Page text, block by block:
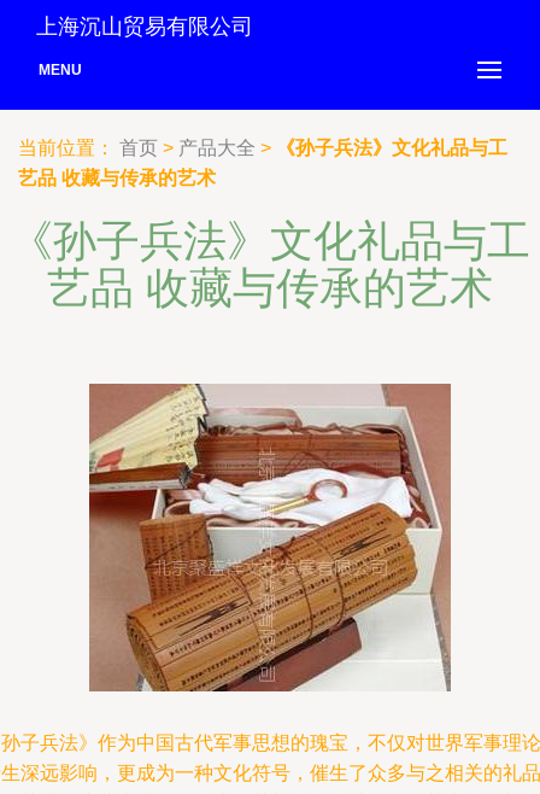
上海沉山贸易有限公司
MENU
当前位置： 首页 > 产品大全 >
《孙子兵法》文化礼品与工
艺品 收藏与传承的艺术
《孙子兵法》文化礼品与工
艺品 收藏与传承的艺术
子兵法》作为中国古代军事思想的瑰宝，不仅对世界军事理论
深远影响，更成为一种文化符号，催生了众多与之相关的礼品